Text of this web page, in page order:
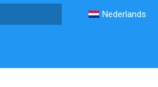
Nederlands